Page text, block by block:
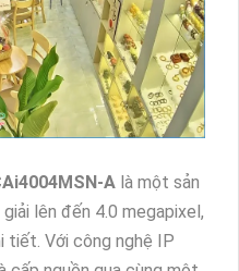
A là một sản
lên đến 4.0 megapixel,
tiết. Với công nghệ IP